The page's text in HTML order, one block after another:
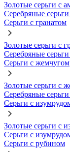
Золотые серьги с
Серебряные
Серьги с гранатом
Золотые серьги с
Серебряные
Серьги с жемчугом
Золотые серьги с
Серебряные
Серьги с
Золотые серьги с
Серьги с
Серьги с рубином